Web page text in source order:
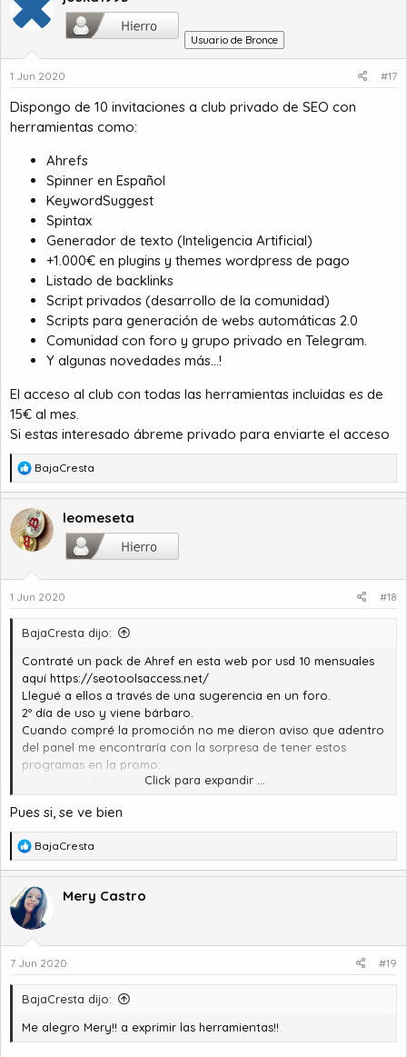
Usuario de Bronce
1 Jun 2020 #17
Dispongo de 10 invitaciones a club privado de SEO con
herramientas como:
Ahrefs
Spinner en Español
KeywordSuggest
Spintax
Generador de texto (Inteligencia Artificial)
+1.000€ en plugins y themes wordpress de pago
Listado de backlinks
Script privados (desarrollo de la comunidad)
Scripts para generación de webs automáticas 2.0
Comunidad con foro y grupo privado en Telegram.
Y algunas novedades más...!
El acceso al club con todas las herramientas incluidas es de
15€ al mes.
Si estas interesado ábreme privado para enviarte el acceso
R
e
c
c
i
n
e
:
BajaCresta
leomeseta
1 Jun 2020 #18
BajaCresta dijo:
Contraté un pack de Ahref en esta web por usd 10 mensuales
aquí https://seotoolsaccess.net/
Llegué a ellos a través de una sugerencia en un foro.
2º día de uso y viene bárbaro.
Cuando compré la promoción no me dieron aviso que adentro
del panel me encontraría con la sorpresa de tener estos
programas en la promo:
Me pareció barato y que vale la pena. Espero les sirva. 🤜🤛
Click para expandir ...
Pues si, se ve bien
R
e
c
c
i
o
n
:
BajaCresta
Mery Castro
7 Jun 2020 #19
BajaCresta dijo:
Me alegro Mery!! a exprimir las herramientas!!